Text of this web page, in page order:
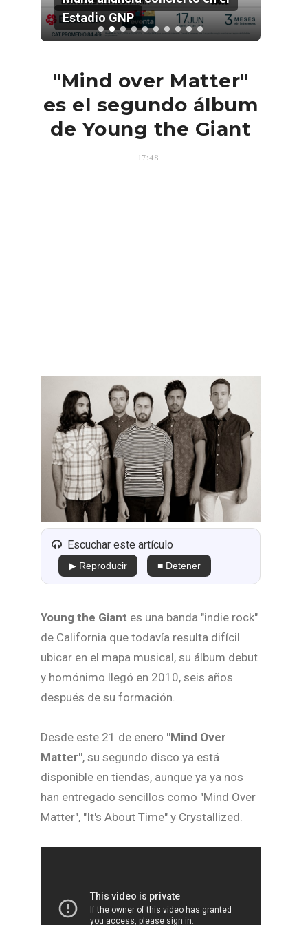
Estadio GNP
"Mind over Matter"
es el segundo álbum
de Young the Giant
17:48
Escuchar este artículo
▶ Reproducir ■ Detener
Young the Giant es una banda "indie rock"
de California que todavía resulta difícil
ubicar en el mapa musical, su álbum debut
y homónimo llegó en 2010, seis años
después de su formación.
Desde este 21 de enero "Mind Over
Matter", su segundo disco ya está
disponible en tiendas, aunque ya ya nos
han entregado sencillos como "Mind Over
Matter", "It's About Time" y Crystallized.